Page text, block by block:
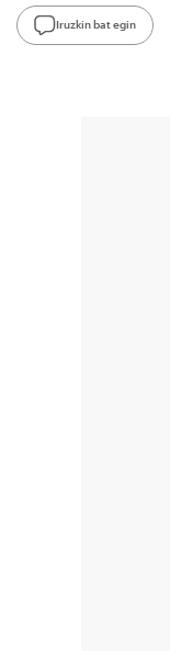
Iruzkin bat egin